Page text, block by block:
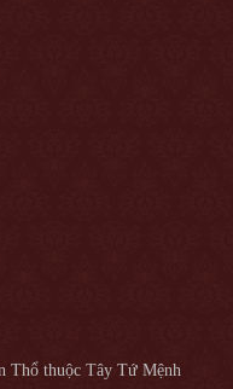
Thổ thuộc Tây Tứ Mệnh